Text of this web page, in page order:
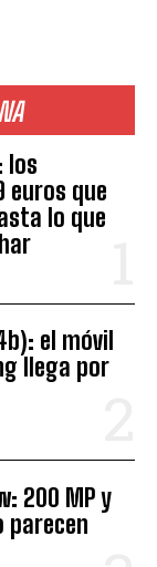
los
euros que
lo que
el móvil
llega por
200 MP y
parecen